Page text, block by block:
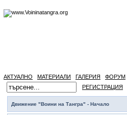
АКТУАЛНО МАТЕРИАЛИ ГАЛЕРИЯ ФОРУМ
РЕГИСТРАЦИЯ
Движение "Воини на Тангра" - Начало